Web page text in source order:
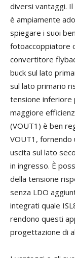
diversi vantaggi.
è ampiamente
spiegare i suoi
fotoaccoppiatore
convertitore
buck sul lato
sul lato primario
tensione inferiore
maggiore
(VOUT1) è ben
VOUT1, fornendo
uscita sul lato
in ingresso. È
della tensione
senza LDO
integrati quale
rendono questi
progettazione di